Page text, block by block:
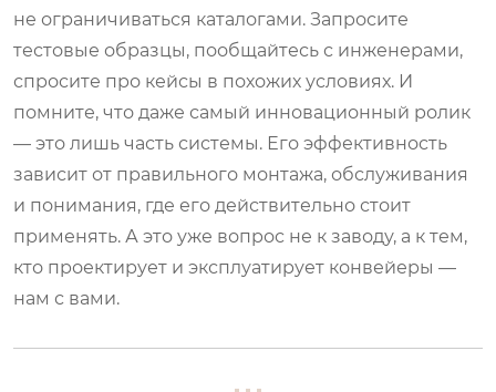
не ограничиваться каталогами. Запросите
тестовые образцы, пообщайтесь с инженерами,
спросите про кейсы в похожих условиях. И
помните, что даже самый инновационный ролик
— это лишь часть системы. Его эффективность
зависит от правильного монтажа, обслуживания
и понимания, где его действительно стоит
применять. А это уже вопрос не к заводу, а к тем,
кто проектирует и эксплуатирует конвейеры —
нам с вами.